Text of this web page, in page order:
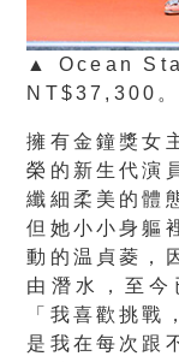
▲ Ocean
NT$37,300。
擁有金鐘獎女
榮的新生代演
纖細柔美的體
但她小小身軀
動的温貞菱，
由潛水，至
「我喜歡挑戰
是我在每次跟